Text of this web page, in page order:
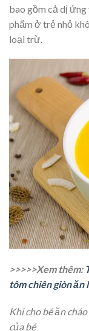
bao gồm cả dị
phẩm ở trẻ nhỏ
loại trừ.
>>>>>Xem thêm:
tôm chiên giòn ăn
Khi cho bé ăn
của bé